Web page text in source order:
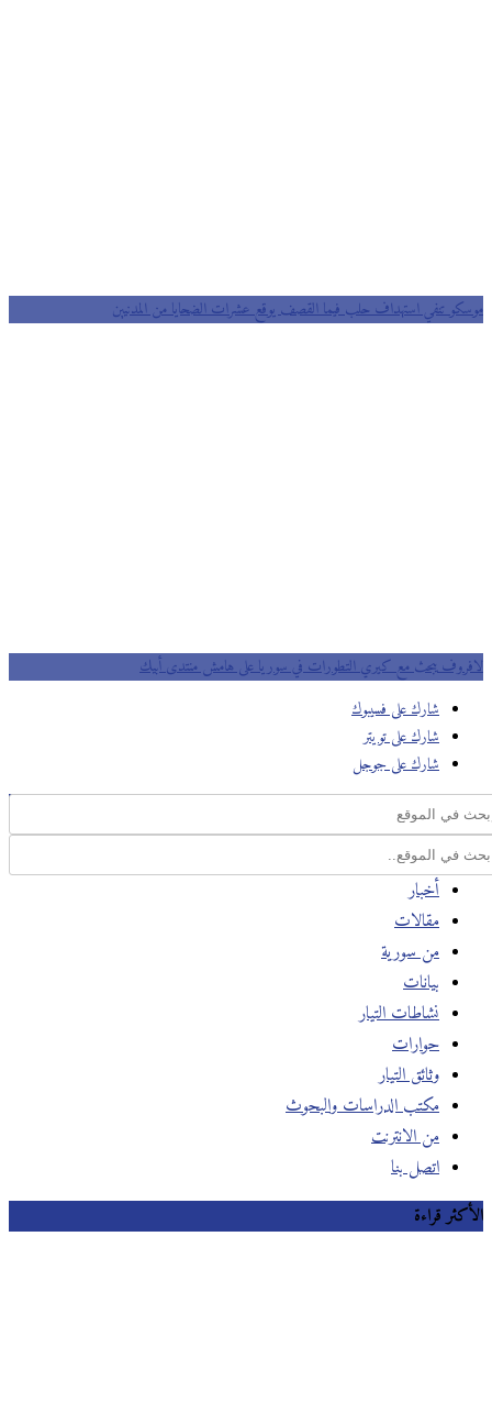
موسكو تنفي استهداف حلب فيما القصف يوقع عشرات الضحايا من المدنيين
لافروف يبحث مع كيري التطورات في سوريا على هامش منتدى أبيك
شارك على فسيبوك
شارك على تويتر
شارك على جوجل
أخبار
مقالات
من سورية
بيانات
نشاطات التيار
حوارات
وثائق التيار
مكتب الدراسات والبحوث
من الانترنت
اتصل بنا
الأكثر قراءة